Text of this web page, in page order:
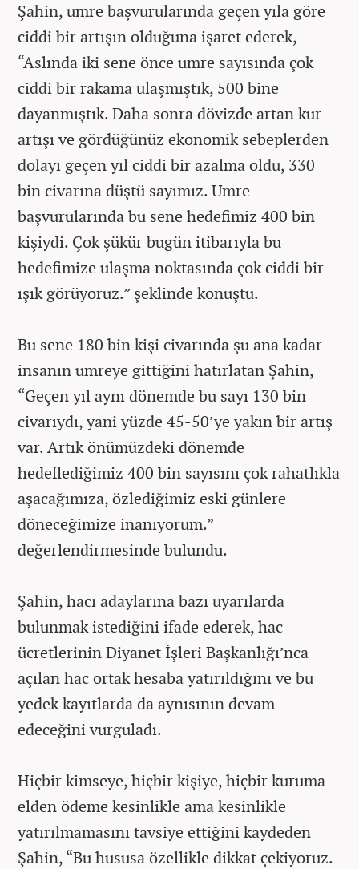
Şahin, umre başvurularında geçen yıla göre
ciddi bir artışın olduğuna işaret ederek,
“Aslında iki sene önce umre sayısında çok
ciddi bir rakama ulaşmıştık, 500 bine
dayanmıştık. Daha sonra dövizde artan kur
artışı ve gördüğünüz ekonomik sebeplerden
dolayı geçen yıl ciddi bir azalma oldu, 330
bin civarına düştü sayımız. Umre
başvurularında bu sene hedefimiz 400 bin
kişiydi. Çok şükür bugün itibarıyla bu
hedefimize ulaşma noktasında çok ciddi bir
ışık görüyoruz.” şeklinde konuştu.
Bu sene 180 bin kişi civarında şu ana kadar
insanın umreye gittiğini hatırlatan Şahin,
“Geçen yıl aynı dönemde bu sayı 130 bin
civarıydı, yani yüzde 45-50’ye yakın bir artış
var. Artık önümüzdeki dönemde
hedeflediğimiz 400 bin sayısını çok rahatlıkla
aşacağımıza, özlediğimiz eski günlere
döneceğimize inanıyorum.”
değerlendirmesinde bulundu.
Şahin, hacı adaylarına bazı uyarılarda
bulunmak istediğini ifade ederek, hac
ücretlerinin Diyanet İşleri Başkanlığı’nca
açılan hac ortak hesaba yatırıldığını ve bu
yedek kayıtlarda da aynısının devam
edeceğini vurguladı.
Hiçbir kimseye, hiçbir kişiye, hiçbir kuruma
elden ödeme kesinlikle ama kesinlikle
yatırılmamasını tavsiye ettiğini kaydeden
Şahin, “Bu hususa özellikle dikkat çekiyoruz.